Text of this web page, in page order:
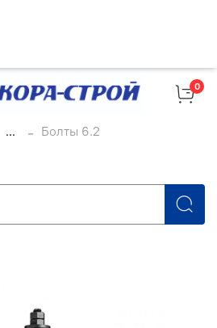
0
... Болты 6.2